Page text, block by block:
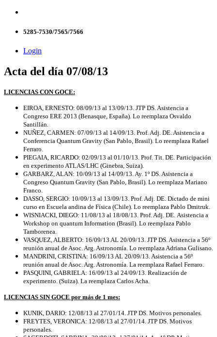
5285-7530/7565/7566
Login
Acta del día 07/08/13
LICENCIAS CON GOCE:
EIROA, ERNESTO: 08/09/13 al 13/09/13. JTP DS. Asistencia a
Congreso ERE 2013 (Benasque, España). Lo reemplaza Osvaldo
Santillán.
NUÑEZ, CARMEN: 07/09/13 al 14/09/13. Prof. Adj. DE. Asistencia a
Conferencia Quantum Gravity (San Pablo, Brasil). Lo reemplaza Rafael
Ferraro.
PIEGAIA, RICARDO: 02/09/13 al 01/10/13. Prof. Tit. DE. Participación
en experimento ATLAS/LHC (Ginebra, Suiza).
GARBARZ, ALAN: 10/09/13 al 14/09/13. Ay. 1º DS. Asistencia a
Congreso Quantum Gravity (San Pablo, Brasil). Lo reemplaza Mariano
Franco.
DASSO, SERGIO: 10/09/13 al 13/09/13. Prof. Adj. DE. Dictado de mini
curso en Escuela andina de Física (Chile). Lo reemplaza Pablo Dmitruk.
WISNIACKI, DIEGO: 11/08/13 al 18/08/13. Prof. Adj. DE. Asistencia a
Workshop on quantum Information (Brasil). Lo reemplaza Pablo
Tamborenea.
VASQUEZ, ALBERTO: 16/09/13 AL 20/09/13. JTP DS. Asistencia a 56º
reunión anual de Asoc. Arg. Astronomía. Lo reemplaza Adriana Gulisano.
MANDRINI, CRISTINA: 16/09/13 AL 20/09/13. Asistencia a 56º
reunión anual de Asoc. Arg. Astronomía. La reemplaza Rafael Ferraro.
PASQUINI, GABRIELA: 16/09/13 al 24/09/13. Realización de
experimento. (Suiza). La reemplaza Carlos Acha.
LICENCIAS SIN GOCE por más de 1 mes:
KUNIK, DARIO: 12/08/13 al 27/01/14. JTP DS. Motivos personales.
FREYTES, VERONICA: 12/08/13 al 27/01/14. JTP DS. Motivos
personales.